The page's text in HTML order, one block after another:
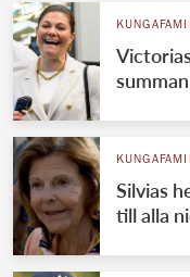
Silvias
till alla